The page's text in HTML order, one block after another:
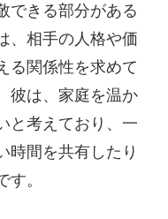
できる部分がある
、相手の人格や価
る関係性を求めて
彼は、家庭を温か
と考えており、一
時間を共有したり
。